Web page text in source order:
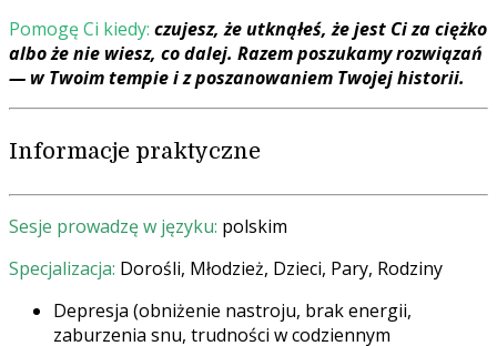
Pomogę Ci kiedy: czujesz, że utknąłeś, że jest Ci za ciężko
albo że nie wiesz, co dalej. Razem poszukamy rozwiązań
— w Twoim tempie i z poszanowaniem Twojej historii.
Informacje praktyczne
Sesje prowadzę w języku: polskim
Specjalizacja: Dorośli, Młodzież, Dzieci, Pary, Rodziny
Depresja (obniżenie nastroju, brak energii,
zaburzenia snu, trudności w codziennym